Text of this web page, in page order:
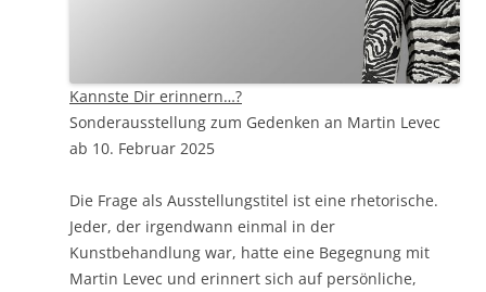
Kannste Dir erinnern…?
Sonderausstellung zum Gedenken an Martin Levec
ab 10. Februar 2025
Die Frage als Ausstellungstitel ist eine rhetorische.
Jeder, der irgendwann einmal in der
Kunstbehandlung war, hatte eine Begegnung mit
Martin Levec und erinnert sich auf persönliche,